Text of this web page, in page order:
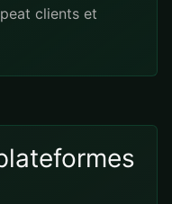
clients et